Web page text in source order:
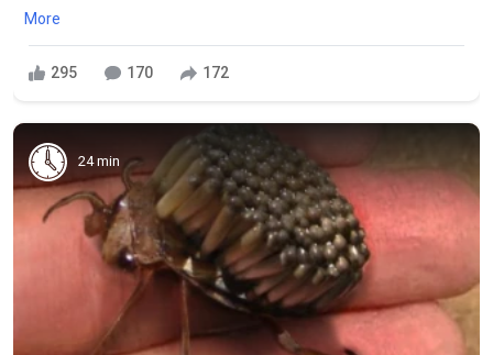
More
295 170 172
24 min